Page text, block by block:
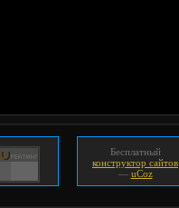
Бесплатный
конструктор сайтов
— uCoz